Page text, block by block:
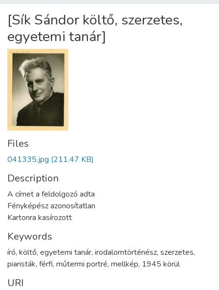
Statistics
About us
[Sík Sándor költő, szerzetes,
egyetemi tanár]
Files
041335.jpg (211.47 KB)
Description
A címet a feldolgozó adta
Fényképész azonosítatlan
Kartonra kasírozott
Keywords
író, költő, egyetemi tanár, irodalomtörténész, szerzetes,
piaristák, férfi, műtermi portré, mellkép, 1945 körül
URI